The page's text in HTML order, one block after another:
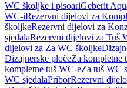
WC školjke i pisoariGeberit
WC-iRezervni dijelovi za
školjkeRezervni dijelovi za
sjedalaRezervni dijelovi za Tuš
dijelovi za Za WC školjke
Dizajnerske pločeZa kompletne
kompletne tuš WC-eZa tuš WC
WC sjedalaPriborRezervni